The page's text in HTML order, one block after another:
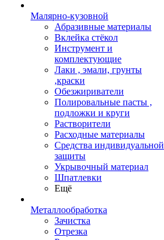
Малярно-кузовной
Абразивные материалы
Вклейка стёкол
Инструмент и
комплектующие
Лаки , эмали, грунты
,краски
Обезжириватели
Полировальные пасты ,
подложки и круги
Растворители
Расходные материалы
Средства индивидуальной
защиты
Укрывочный материал
Шпатлевки
Ещё
Металлообработка
Зачистка
Отрезка